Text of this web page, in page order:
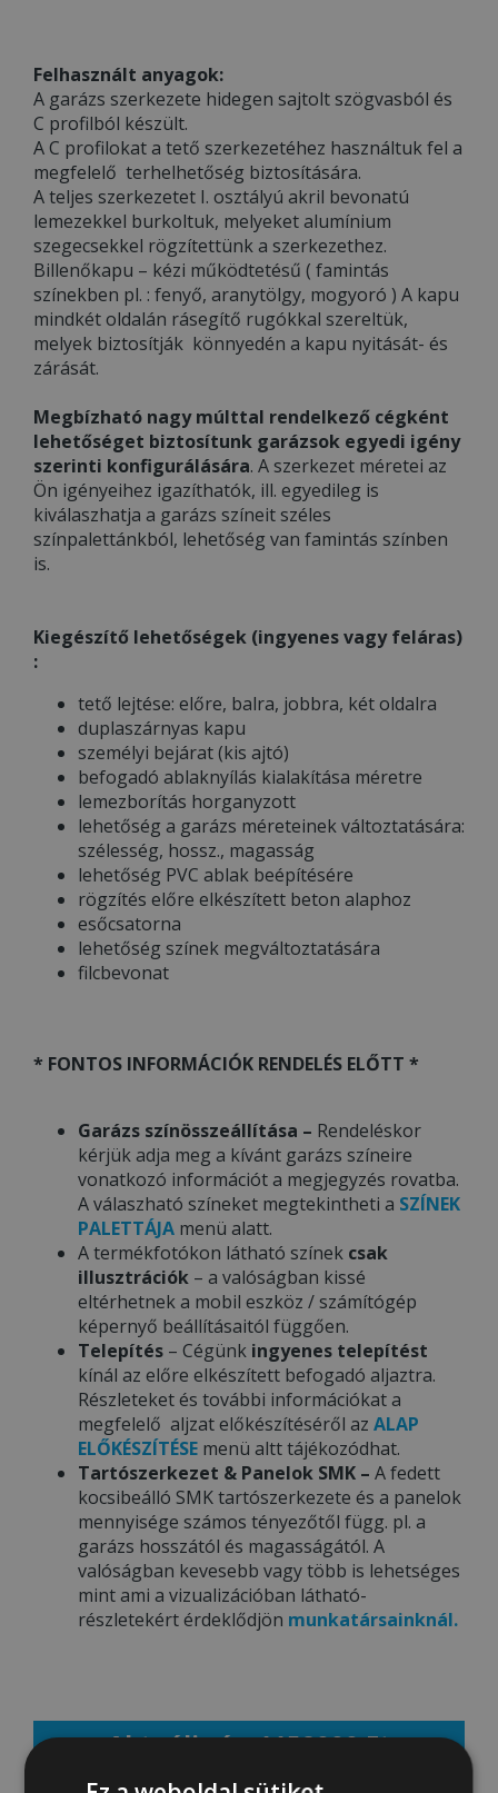
Felhasznált anyagok:
A garázs szerkezete hidegen sajtolt szögvasból és
C profilból készült.
A C profilokat a tető szerkezetéhez használtuk fel a
megfelelő terhelhetőség biztosítására.
A teljes szerkezetet I. osztályú akril bevonatú
lemezekkel burkoltuk, melyeket alumínium
szegecsekkel rögzítettünk a szerkezethez.
Billenőkapu – kézi működtetésű ( famintás
színekben pl. : fenyő, aranytölgy, mogyoró ) A kapu
mindkét oldalán rásegítő rugókkal szereltük,
melyek biztosítják könnyedén a kapu nyitását- és
zárását.
Megbízható nagy múlttal rendelkező cégként
lehetőséget biztosítunk garázsok egyedi igény
szerinti konfigurálására. A szerkezet méretei az
Ön igényeihez igazíthatók, ill. egyedileg is
kiválaszhatja a garázs színeit széles
színpalettánkból, lehetőség van famintás színben
is.
Kiegészítő lehetőségek (ingyenes vagy feláras)
:
tető lejtése: előre, balra, jobbra, két oldalra
duplaszárnyas kapu
személyi bejárat (kis ajtó)
befogadó ablaknyílás kialakítása méretre
lemezborítás horganyzott
lehetőség a garázs méreteinek változtatására:
szélesség, hossz., magasság
lehetőség PVC ablak beépítésére
rögzítés előre elkészített beton alaphoz
esőcsatorna
lehetőség színek megváltoztatására
filcbevonat
* FONTOS INFORMÁCIÓK RENDELÉS ELŐTT *
Garázs színösszeállítása – Rendeléskor
kérjük adja meg a kívánt garázs színeire
vonatkozó információt a megjegyzés rovatba.
A válaszható színeket megtekintheti a SZÍNEK
PALETTÁJA menü alatt.
A termékfotókon látható színek csak
illusztrációk – a valóságban kissé
eltérhetnek a mobil eszköz / számítógép
képernyő beállításaitól függően.
Telepítés – Cégünk ingyenes telepítést
kínál az előre elkészített befogadó aljaztra.
Részleteket és további információkat a
megfelelő aljzat előkészítéséről az ALAP
ELŐKÉSZÍTÉSE menü altt tájékozódhat.
Tartószerkezet & Panelok SMK – A fedett
kocsibeálló SMK tartószerkezete és a panelok
mennyisége számos tényezőtől függ. pl. a
garázs hosszától és magasságától. A
valóságban kevesebb vagy több is lehetséges
mint ami a vizualizációban látható-
részletekért érdeklődjön munkatársainknál.
Aktuális ár: 1158000 Ft